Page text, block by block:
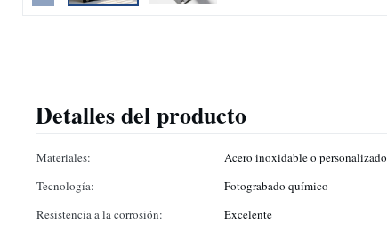
Detalles del producto
Materiales: Acero inoxidable o personalizado
Tecnología:
Fotograbado químico
Resistencia a la corrosión:
Excelente